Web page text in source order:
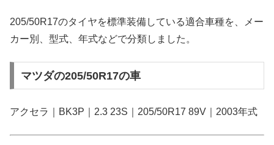
205/50R17のタイヤを標準装備している適合車種を、メー
カー別、型式、年式などで分類しました。
マツダの205/50R17の車
アクセラ｜BK3P｜2.3 23S｜205/50R17 89V｜2003年式